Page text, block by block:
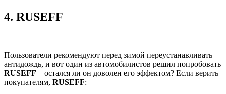
4. RUSEFF
Пользователи рекомендуют перед зимой переустанавливать
антидождь, и вот один из автомобилистов решил попробовать
RUSEFF – остался ли он доволен его эффектом? Если верить
покупателям, RUSEFF: